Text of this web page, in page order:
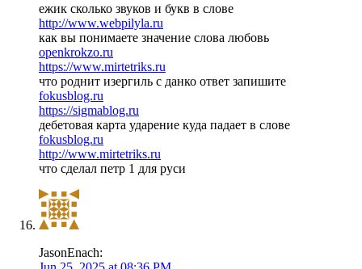
ежик сколько звуков и букв в слове
http://www.webpilyla.ru
как вы понимаете значение слова любовь
openkrokzo.ru
https://www.mirtetriks.ru
что роднит изергиль с данко ответ запишите
fokusblog.ru
https://sigmablog.ru
дебетовая карта ударение куда падает в слове
fokusblog.ru
http://www.mirtetriks.ru
что сделал петр 1 для руси
JasonEnach: